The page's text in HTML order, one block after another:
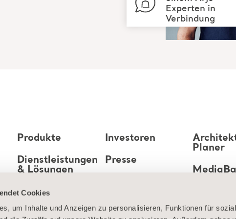
Cookies
um Inhalte und Anzeigen zu personalisieren, Funktionen für
Experten in
Verbindung
Produkte
Dienstleistungen
& Lösungen
Wissen
Über uns
Investoren
Presse
Planer